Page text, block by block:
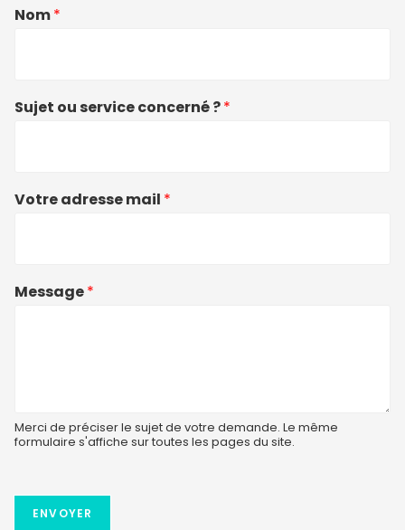
Nom*
Sujet ou service concerné ?*
Votre adresse mail *
Message*
Merci de préciser le sujet de votre demande. Le même
formulaire s'affiche sur toutes les pages du site.
ENVOYER